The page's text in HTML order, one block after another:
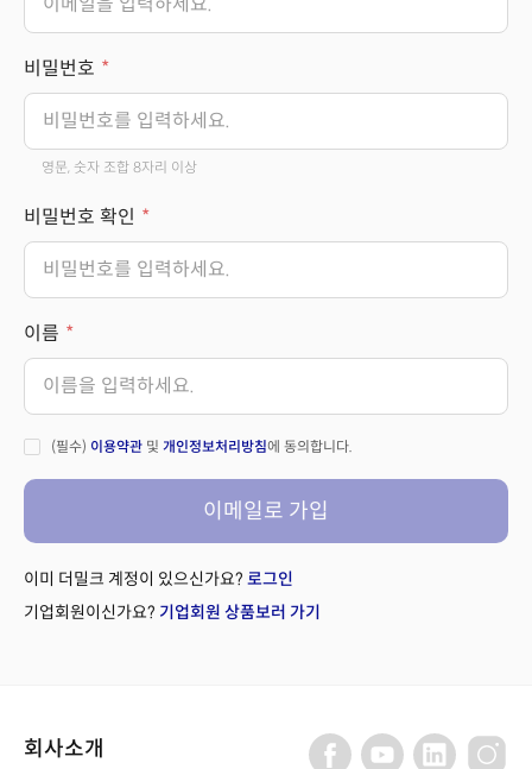
비밀번호
영문, 숫자 조합 8자리 이상
비밀번호 확인
이름
(필수) 이용약관 및 개인정보처리방침에 동의합니다.
이메일로 가입
이미 더밀크 계정이 있으신가요? 로그인
기업회원이신가요? 기업회원 상품보러 가기
회사소개